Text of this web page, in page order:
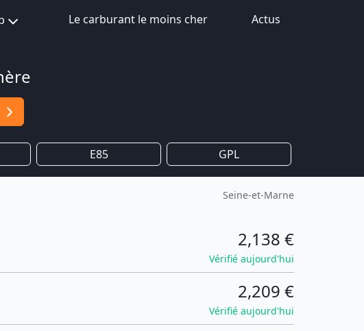
Le carburant le moins cher Actus
E85 GPL
Seine-et-Marne
2,138 €
Vérifié aujourd'hui
2,209 €
Vérifié aujourd'hui